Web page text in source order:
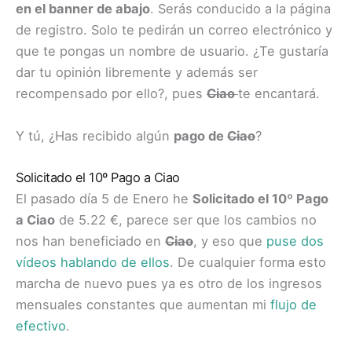
en el banner de abajo. Serás conducido a la página
de registro. Solo te pedirán un correo electrónico y
que te pongas un nombre de usuario. ¿Te gustaría
dar tu opinión libremente y además ser
recompensado por ello?, pues Ciaote encantará.
Y tú, ¿Has recibido algún pago de Ciao?
Solicitado el 10º Pago a Ciao
El pasado día 5 de Enero he Solicitado el 10º Pago
a Ciao de 5.22 €, parece ser que los cambios no
nos han beneficiado en Ciao, y eso que puse dos
vídeos hablando de ellos. De cualquier forma esto
marcha de nuevo pues ya es otro de los ingresos
mensuales constantes que aumentan mi flujo de
efectivo.